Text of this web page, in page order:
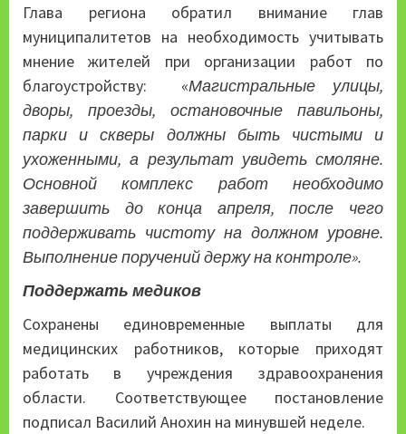
Глава региона обратил внимание глав
муниципалитетов на необходимость учитывать
мнение жителей при организации работ по
благоустройству: «Магистральные улицы,
дворы, проезды, остановочные павильоны,
парки и скверы должны быть чистыми и
ухоженными, а результат увидеть смоляне.
Основной комплекс работ необходимо
завершить до конца апреля, после чего
поддерживать чистоту на должном уровне.
Выполнение поручений держу на контроле».
Поддержать медиков
Сохранены единовременные выплаты для
медицинских работников, которые приходят
работать в учреждения здравоохранения
области. Соответствующее постановление
подписал Василий Анохин на минувшей неделе.